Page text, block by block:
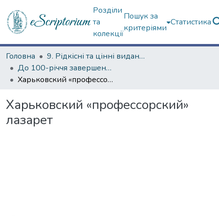
Розділи
та
колекції
Пошук за
критеріями
Статистика
Головна
9. Рідкісні та цінні видання
До 100-річчя завершення Першої світової війни
Харьковский «профессорский» лазарет
Харьковский «профессорский»
лазарет